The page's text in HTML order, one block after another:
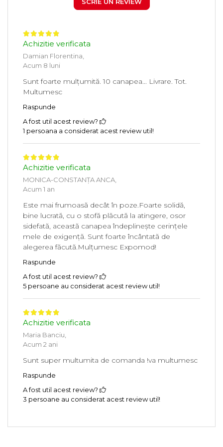
Achizitie verificata
Damian Florentina,
Acum 8 luni
Sunt foarte mulțumită. 10 canapea... Livrare. Tot.
Multumesc
Raspunde
A fost util acest review?
1 persoana a considerat acest review util!
Achizitie verificata
MONICA-CONSTANȚA ANCA,
Acum 1 an
Este mai frumoasă decât în poze.Foarte solidă,
bine lucrată, cu o stofă plăcută la atingere, osor
sidefată, această canapea îndeplinește cerințele
mele de exigență. Sunt foarte încântată de
alegerea făcută.Mulțumesc Expomod!
Raspunde
A fost util acest review?
5 persoane au considerat acest review util!
Achizitie verificata
Maria Banciu,
Acum 2 ani
Sunt super multumita de comanda !va multumesc
Raspunde
A fost util acest review?
3 persoane au considerat acest review util!